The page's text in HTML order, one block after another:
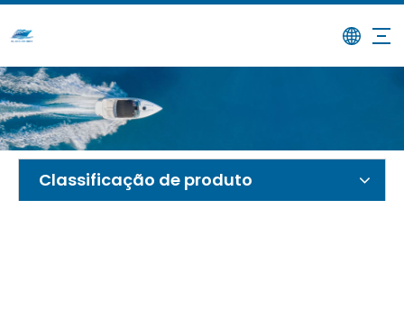
Lar / Produtos
Classificação de produto